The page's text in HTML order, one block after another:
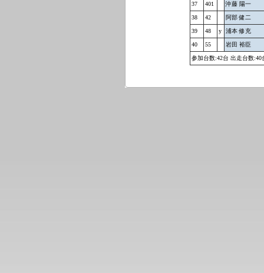
37 401 沖藤 陽一
38 42 阿部 健二
39 48 y 浦本 修充
40 55 岩田 裕臣
参加台数:42台 出走台数:40